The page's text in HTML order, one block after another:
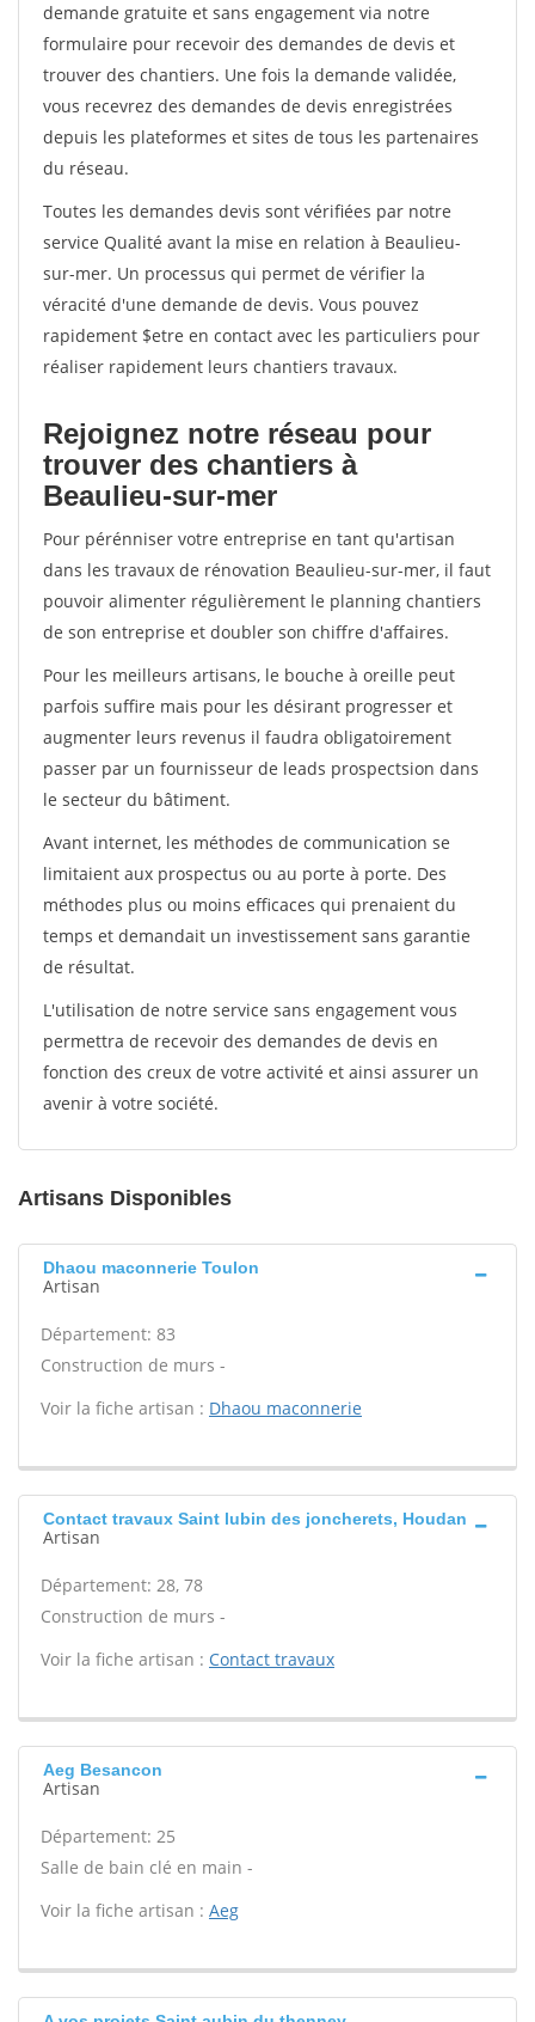
demande gratuite et sans engagement via notre
formulaire pour recevoir des demandes de devis et
trouver des chantiers. Une fois la demande validée,
vous recevrez des demandes de devis enregistrées
depuis les plateformes et sites de tous les partenaires
du réseau.
Toutes les demandes devis sont vérifiées par notre
service Qualité avant la mise en relation à Beaulieu-
sur-mer. Un processus qui permet de vérifier la
véracité d'une demande de devis. Vous pouvez
rapidement $etre en contact avec les particuliers pour
réaliser rapidement leurs chantiers travaux.
Rejoignez notre réseau pour
trouver des chantiers à
Beaulieu-sur-mer
Pour pérénniser votre entreprise en tant qu'artisan
dans les travaux de rénovation Beaulieu-sur-mer, il faut
pouvoir alimenter régulièrement le planning chantiers
de son entreprise et doubler son chiffre d'affaires.
Pour les meilleurs artisans, le bouche à oreille peut
parfois suffire mais pour les désirant progresser et
augmenter leurs revenus il faudra obligatoirement
passer par un fournisseur de leads prospectsion dans
le secteur du bâtiment.
Avant internet, les méthodes de communication se
limitaient aux prospectus ou au porte à porte. Des
méthodes plus ou moins efficaces qui prenaient du
temps et demandait un investissement sans garantie
de résultat.
L'utilisation de notre service sans engagement vous
permettra de recevoir des demandes de devis en
fonction des creux de votre activité et ainsi assurer un
avenir à votre société.
Artisans Disponibles
Dhaou maconnerie Toulon
Artisan
Département: 83
Construction de murs -
Voir la fiche artisan : Dhaou maconnerie
Contact travaux Saint lubin des joncherets, Houdan
Artisan
Département: 28, 78
Construction de murs -
Voir la fiche artisan : Contact travaux
Aeg Besancon
Artisan
Département: 25
Salle de bain clé en main -
Voir la fiche artisan : Aeg